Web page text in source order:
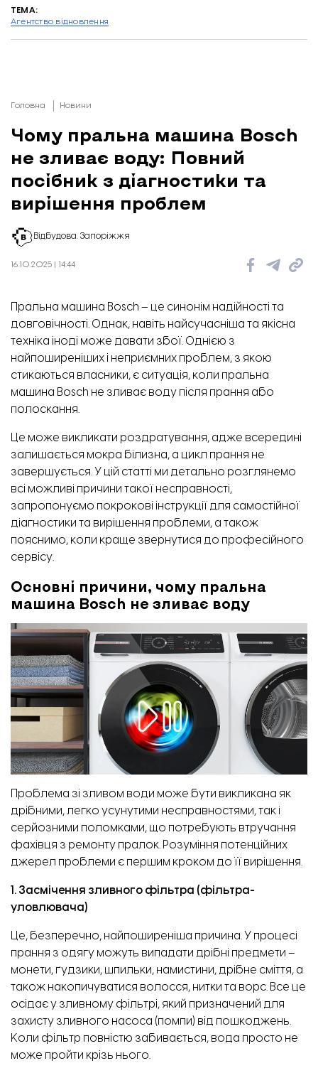
Утеплення фасаду
Проведення комунікацій
ТЕМА:
Агентство відновлення
Головна Новини
Чому пральна машина Bosch
не зливає воду: Повний
посібник з діагностики та
вирішення проблем
Відбудова. Запоріжжя
16.10.2025 | 14:44
Пральна машина Bosch – це синонім надійності та
довговічності. Однак, навіть найсучасніша та якісна
техніка іноді може давати збої. Однією з
найпоширеніших і неприємних проблем, з якою
стикаються власники, є ситуація, коли пральна
машина Bosch не зливає воду після прання або
полоскання.
Це може викликати роздратування, адже всередині
залишається мокра білизна, а цикл прання не
завершується. У цій статті ми детально розглянемо
всі можливі причини такої несправності,
запропонуємо покрокові інструкції для самостійної
діагностики та вирішення проблеми, а також
пояснимо, коли краще звернутися до професійного
сервісу.
Основні причини, чому пральна
машина Bosch не зливає воду
Проблема зі зливом води може бути викликана як
дрібними, легко усунутими несправностями, так і
серйозними поломками, що потребують втручання
фахівця з ремонту пралок. Розуміння потенційних
джерел проблеми є першим кроком до її вирішення.
1. Засмічення зливного фільтра (фільтра-
уловлювача)
Це, безперечно, найпоширеніша причина. У процесі
прання з одягу можуть випадати дрібні предмети –
монети, ґудзики, шпильки, намистини, дрібне сміття, а
також накопичуватися волосся, нитки та ворс. Все це
осідає у зливному фільтрі, який призначений для
захисту зливного насоса (помпи) від пошкоджень.
Коли фільтр повністю забивається, вода просто не
може пройти крізь нього.